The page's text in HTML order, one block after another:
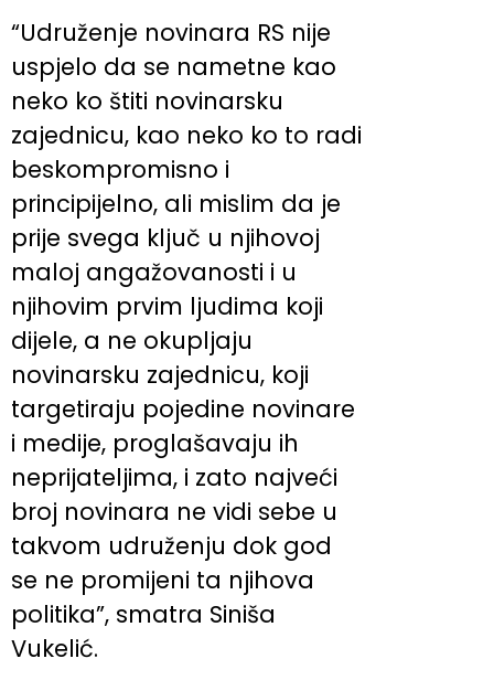
“Udruženje novinara RS nije
uspjelo da se nametne kao
neko ko štiti novinarsku
zajednicu, kao neko ko to radi
beskompromisno i
principijelno, ali mislim da je
prije svega ključ u njihovoj
maloj angažovanosti i u
njihovim prvim ljudima koji
dijele, a ne okupljaju
novinarsku zajednicu, koji
targetiraju pojedine novinare
i medije, proglašavaju ih
neprijateljima, i zato najveći
broj novinara ne vidi sebe u
takvom udruženju dok god
se ne promijeni ta njihova
politika”, smatra Siniša
Vukelić.